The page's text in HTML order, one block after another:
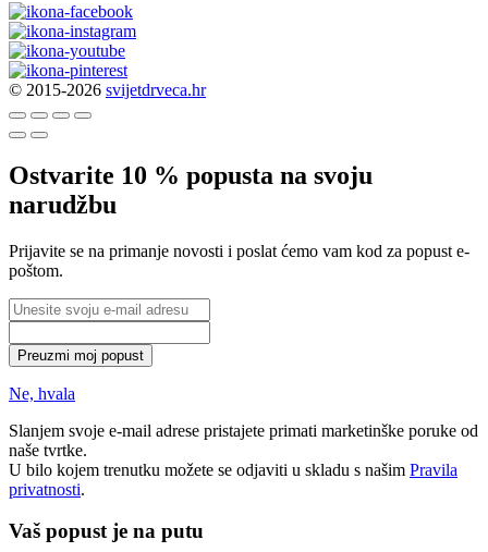
© 2015-2026 svijetdrveca.hr
Ostvarite 10 % popusta na svoju
narudžbu
Prijavite se na primanje novosti i poslat ćemo vam kod za popust e-
poštom.
Preuzmi moj popust
Ne, hvala
Slanjem svoje e-mail adrese pristajete primati marketinške poruke od
naše tvrtke.
U bilo kojem trenutku možete se odjaviti u skladu s našim Pravila
privatnosti.
Vaš popust je na putu